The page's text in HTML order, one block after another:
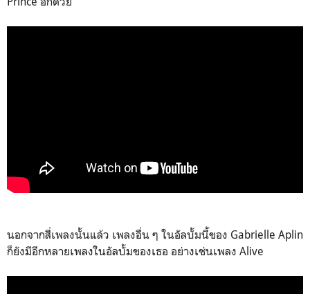
นอกจากสี่เพลงนั้นแล้ว เพลงอื่น ๆ ในอัลบั้มนี้ของ Gabrielle Aplin
ก็ยังมีอีกหลายเพลงในอัลบั้มของเธอ อย่างเช่นเพลง Alive